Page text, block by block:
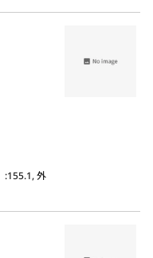
:155.1, 外